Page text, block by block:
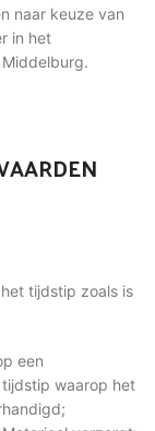
naar keuze van
in het
tijdstip zoals is
een
waarop het